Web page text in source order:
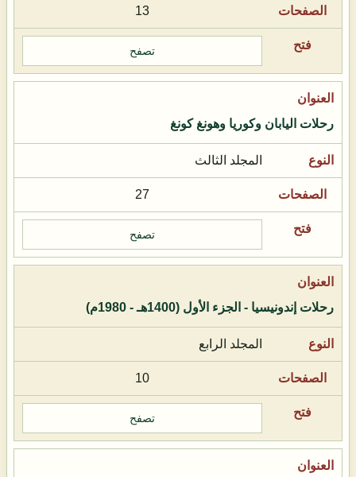
13
تصفح
رحلات اليابان وكوريا وهونغ كونغ
المجلد الثالث
27
تصفح
رحلات إندونيسيا - الجزء الأول (1400هـ - 1980م)
المجلد الرابع
10
تصفح